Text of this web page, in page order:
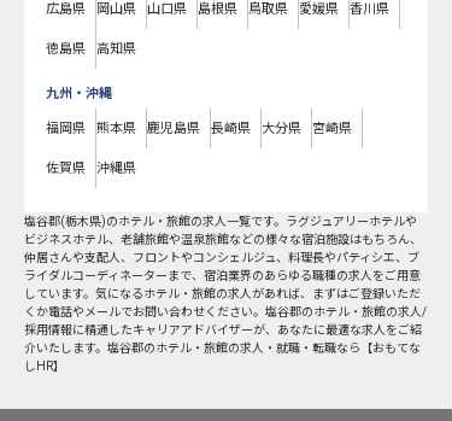
広島県 岡山県 山口県 島根県 鳥取県 愛媛県 香川県
徳島県 高知県
九州・沖縄
福岡県 熊本県 鹿児島県 長崎県 大分県 宮崎県
佐賀県 沖縄県
塩谷郡(栃木県)のホテル・旅館の求人一覧です。ラグジュアリーホテルや
ビジネスホテル、老舗旅館や温泉旅館などの様々な宿泊施設はもちろん、
仲居さんや支配人、フロントやコンシェルジュ、料理長やパティシエ、ブ
ライダルコーディネーターまで、宿泊業界のあらゆる職種の求人をご用意
しています。気になるホテル・旅館の求人があれば、まずはご登録いただ
くか電話やメールでお問い合わせください。塩谷郡のホテル・旅館の求人/
採用情報に精通したキャリアアドバイザーが、あなたに最適な求人をご紹
介いたします。塩谷郡のホテル・旅館の求人・就職・転職なら【おもてな
しHR】